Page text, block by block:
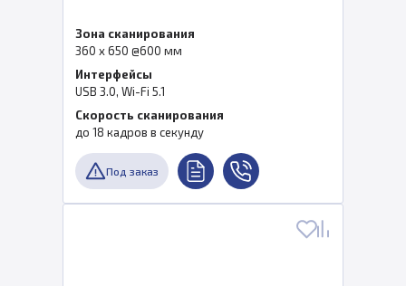
Зона сканирования
360 x 650 @600 мм
Интерфейсы
USB 3.0, Wi-Fi 5.1
Скорость сканирования
до 18 кадров в секунду
Под заказ